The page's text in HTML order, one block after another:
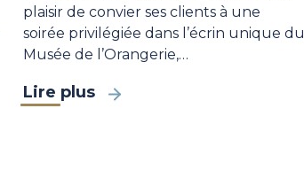
plaisir de convier ses clients à une
soirée privilégiée dans l’écrin unique du
Musée de l’Orangerie,…
Lire plus